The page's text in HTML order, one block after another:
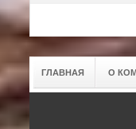
ГЛАВНАЯ О